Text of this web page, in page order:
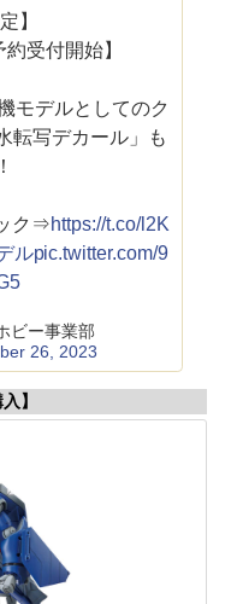
】
受付開始】
モデルとしてのク
転写デカール」も
ク⇒https://t.co/l2K
ルpic.twitter.com/9
ビー事業部
26, 2023
】